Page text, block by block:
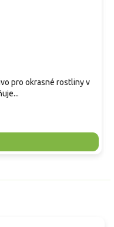
pro okrasné rostliny v